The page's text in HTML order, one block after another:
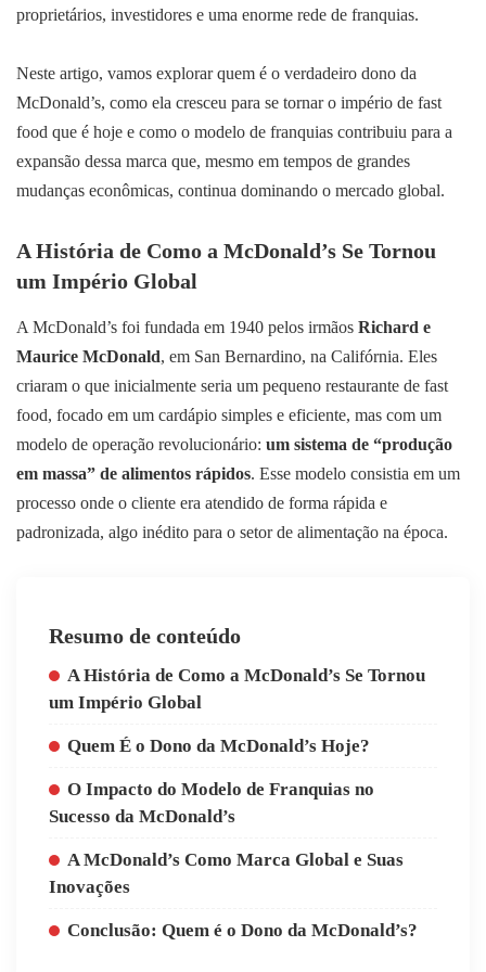
proprietários, investidores e uma enorme rede de franquias.
Neste artigo, vamos explorar quem é o verdadeiro dono da
McDonald’s, como ela cresceu para se tornar o império de fast
food que é hoje e como o modelo de franquias contribuiu para a
expansão dessa marca que, mesmo em tempos de grandes
mudanças econômicas, continua dominando o mercado global.
A História de Como a McDonald’s Se Tornou
um Império Global
A McDonald’s foi fundada em 1940 pelos irmãos Richard e
Maurice McDonald, em San Bernardino, na Califórnia. Eles
criaram o que inicialmente seria um pequeno restaurante de fast
food, focado em um cardápio simples e eficiente, mas com um
modelo de operação revolucionário: um sistema de “produção
em massa” de alimentos rápidos. Esse modelo consistia em um
processo onde o cliente era atendido de forma rápida e
padronizada, algo inédito para o setor de alimentação na época.
Resumo de conteúdo
A História de Como a McDonald’s Se Tornou
um Império Global
Quem É o Dono da McDonald’s Hoje?
O Impacto do Modelo de Franquias no
Sucesso da McDonald’s
A McDonald’s Como Marca Global e Suas
Inovações
Conclusão: Quem é o Dono da McDonald’s?